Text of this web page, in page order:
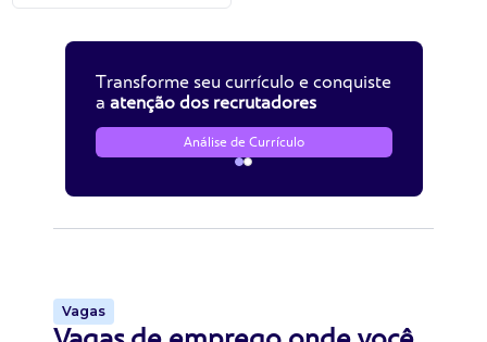
Transforme seu currículo e conquiste
a atenção dos recrutadores
Análise de Currículo
Vagas